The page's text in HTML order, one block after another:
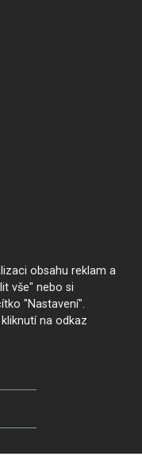
obsahu reklam a
vše" nebo si
"Nastavení".
na odkaz